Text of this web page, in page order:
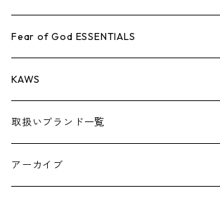
小物
コラボレーション
×THE NORTH FACE
×COMME des GARCONS
シーズンアイテム
26SS
BOX LOGOアイテム
シューズ
小物
バッグ
シューズ
小物
キャップ・ハット
バッグ
シューズ
小物
パンツ
キャップ・ハット
バッグ
シューズ
ジャケット
パンツ
キャップ
バッグ
シャツ
ジャケット
パンツ
キャップ・ハット
スウェット/ニット
シャツ
ジャケット
パンツ
AIR JORDAN 1
AIR JORDAN 3
アパレル・小物
Tシャツ
ロンTEE
スウェット/ニット
ジャケット
Fear of God ESSENTIALS
Tシャツ
ロンTEE
スウェット/ニット
KAWS
アパレル
小物
取扱いブランド一覧
A
アーカイブ